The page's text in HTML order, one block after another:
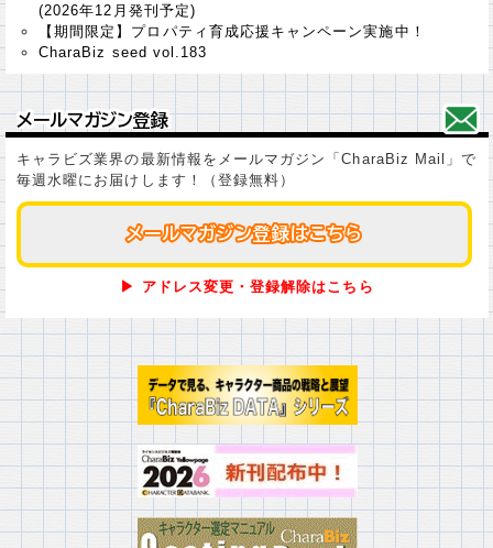
(2026年12月発刊予定)
【期間限定】プロパティ育成応援キャンペーン実施中！
CharaBiz seed vol.183
メールマガジン登録
メールマガジン登録
キャラビズ業界の最新情報をメールマガジン「CharaBiz Mail」で
毎週水曜にお届けします！（登録無料）
メールマガジン登録はこちら
メールマガジン登録はこちら
▶ アドレス変更・登録解除はこちら